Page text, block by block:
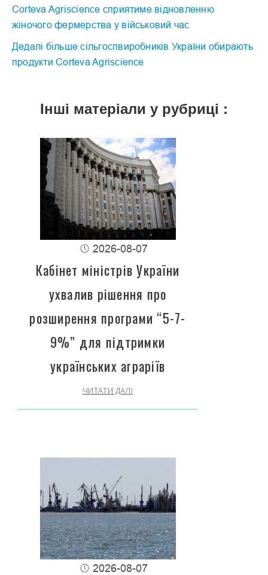
Corteva Agriscience сприятиме відновленню
жіночого фермерства у військовий час
Дедалі більше сільгоспвиробників України обирають
продукти Corteva Agriscience
Інші матеріали у рубриці :
2026-08-07
Кабінет міністрів України
ухвалив рішення про
розширення програми “5-7-
9%” для підтримки
українських аграріїв
ЧИТАТИ ДАЛІ
2026-08-07